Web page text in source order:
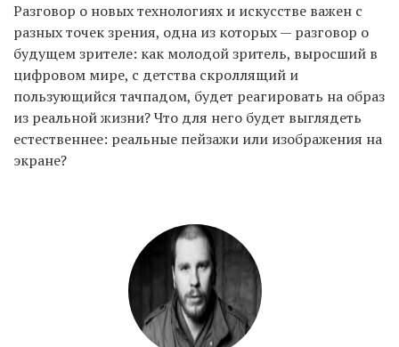
Разговор о новых технологиях и искусстве важен с
разных точек зрения, одна из которых — разговор о
будущем зрителе: как молодой зритель, выросший в
цифровом мире, с детства скроллящий и
пользующийся тачпадом, будет реагировать на образ
из реальной жизни? Что для него будет выглядеть
естественнее: реальные пейзажи или изображения на
экране?